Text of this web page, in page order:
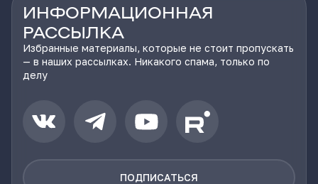
ИНФОРМАЦИОННАЯ
РАССЫЛКА
Избранные материалы, которые не стоит пропускать
— в наших рассылках. Никакого спама, только по
делу
ПОДПИСАТЬСЯ